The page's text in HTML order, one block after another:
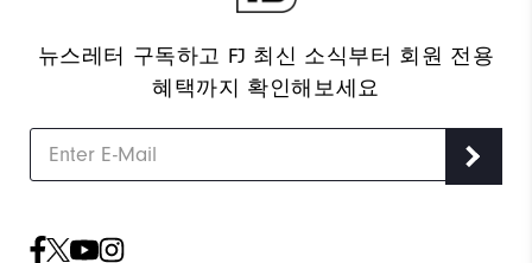
뉴스레터 구독하고 FJ 최신 소식부터 회원 전용
혜택까지 확인해보세요